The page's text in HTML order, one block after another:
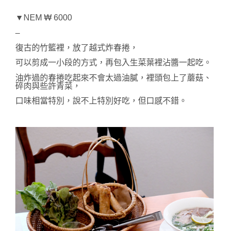
▼NEM ₩ 6000
–
復古的竹籃裡，放了越式炸春捲，
可以剪成一小段的方式，再包入生菜葉裡沾醬一起吃。
油炸過的春捲吃起來不會太過油膩，裡頭包上了蘑菇、
碎肉與些許青菜，
口味相當特別，說不上特別好吃，但口感不錯。